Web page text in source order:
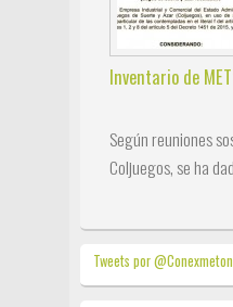
Inventario de
Según reuniones
Coljuegos, se ha
Tweets por